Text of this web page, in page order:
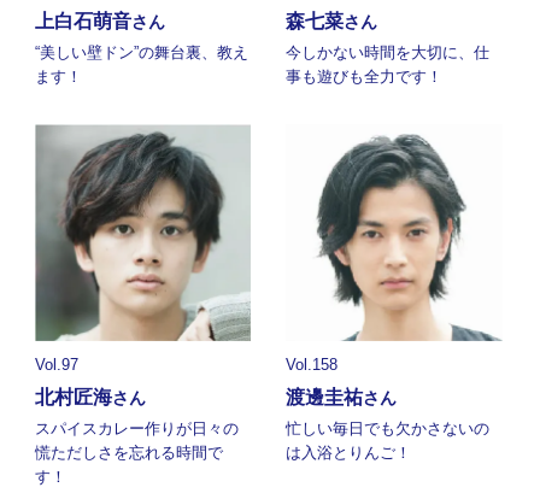
上白石萌音さん
“美しい壁ドン”の舞台裏、教え
ます！
森七菜さん
今しかない時間を大切に、仕
事も遊びも全力です！
Vol.97
北村匠海さん
スパイスカレー作りが日々の
慌ただしさを忘れる時間で
す！
Vol.158
渡邊圭祐さん
忙しい毎日でも欠かさないの
は入浴とりんご！